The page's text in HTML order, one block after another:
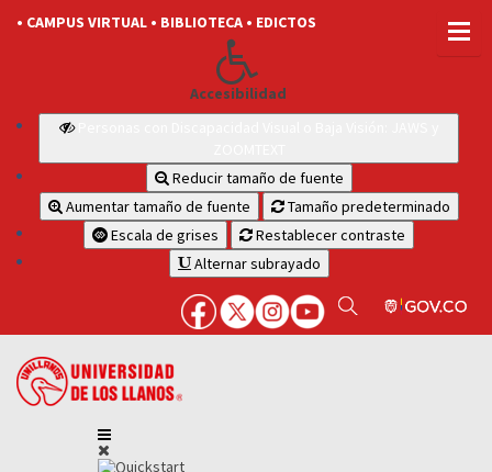
• CAMPUS VIRTUAL • BIBLIOTECA • EDICTOS
Accesibilidad
Reducir tamaño de fuente
Aumentar tamaño de fuente
Tamaño predeterminado
Escala de grises
Restablecer contraste
Alternar subrayado